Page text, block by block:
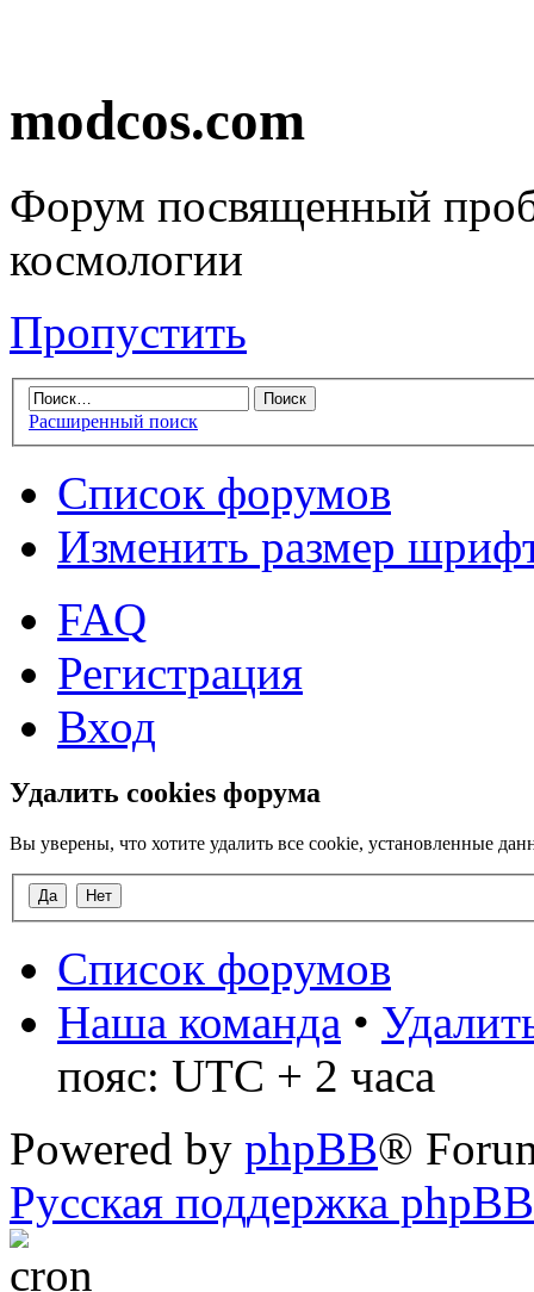
modcos.com
Форум посвященный
космологии
Пропустить
Расширенный поиск
Список форумов
Изменить размер
FAQ
Регистрация
Вход
Удалить cookies форума
Вы уверены, что хотите удалить все cookie, установленные
Список форумов
Наша команда •
пояс: UTC + 2 часа
Powered by phpBB®
Русская поддержка phpBB